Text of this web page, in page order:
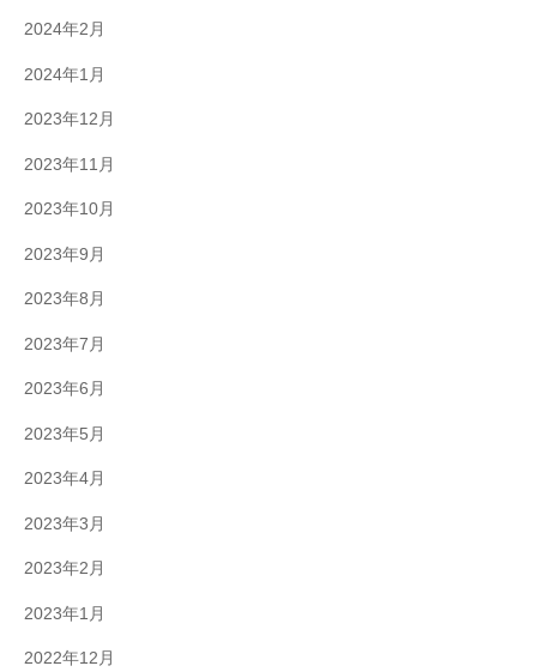
2024年2月
2024年1月
2023年12月
2023年11月
2023年10月
2023年9月
2023年8月
2023年7月
2023年6月
2023年5月
2023年4月
2023年3月
2023年2月
2023年1月
2022年12月